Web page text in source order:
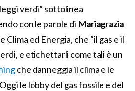
verdi” sottolinea
con le parole di Mariagrazia
Clima ed Energia, che “il gas e il
e etichettarli come tali è un
che danneggia il clima e le
le lobby del gas fossile e del